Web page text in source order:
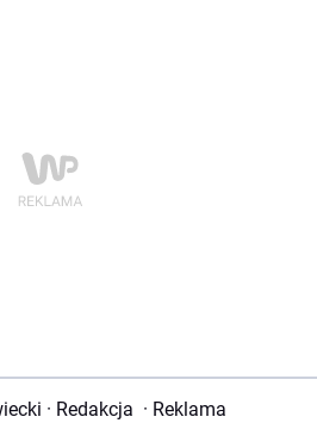
· Redakcja · Reklama